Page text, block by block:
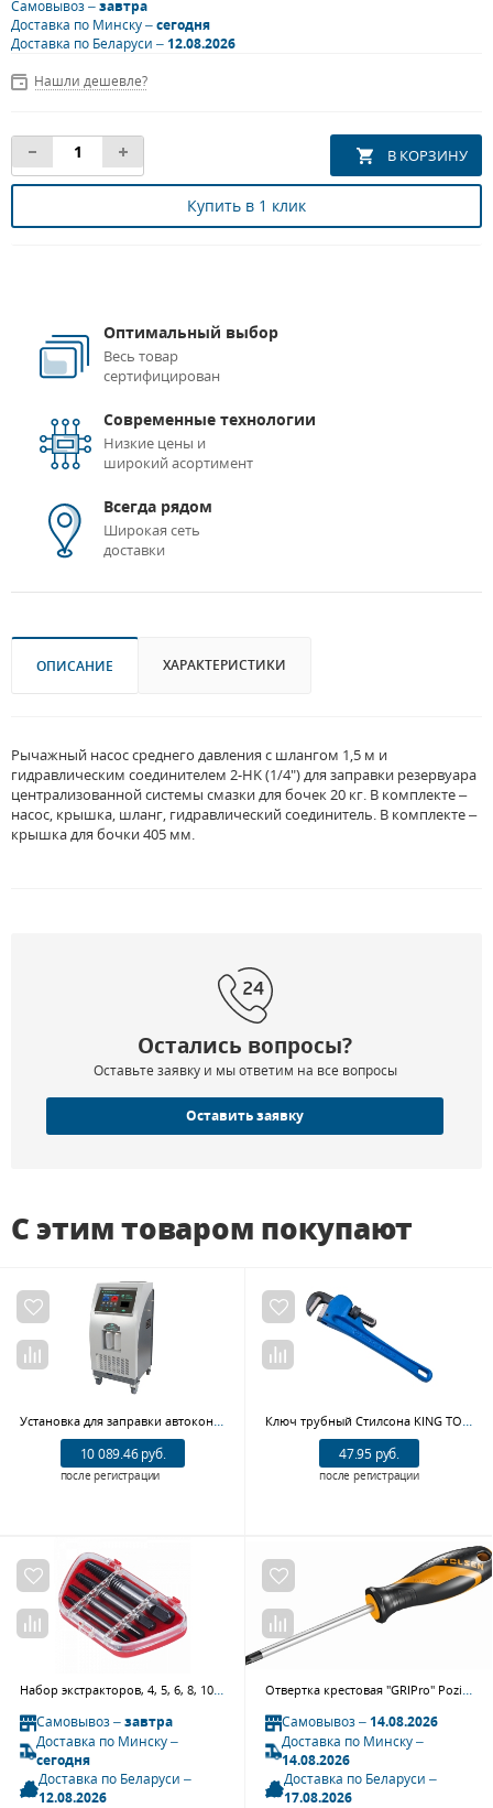
Самовывоз –завтра
Доставка по Минску –сегодня
Доставка по Беларуси –12.08.2026
Нашли дешевле?
Купить в 1 клик
Оптимальный выбор
Весь товар
сертифицирован
Современные технологии
Низкие цены и
широкий асортимент
Всегда рядом
Широкая сеть
доставки
ОПИСАНИЕ ХАРАКТЕРИСТИКИ
Рычажный насос среднего давления с шлангом 1,5 м и
гидравлическим соединителем 2-HK (1/4") для заправки резервуара
централизованной системы смазки для бочек 20 кг. В комплекте –
насос, крышка, шланг, гидравлический соединитель. В комплекте –
крышка для бочки 405 мм.
Остались вопросы?
Оставьте заявку и мы ответим на все вопросы
Оставить заявку
С этим товаром покупают
Установка для заправки автокондиционеров GrunBaum AC9000S 1234yf, автоматическая, 1234yf
10 089.46 руб.
после регистрации
Ключ трубный Стилсона KING TONY, 180-765 мм, усиленный
47.95 руб.
после регистрации
Набор экстракторов, 4, 5, 6, 8, 10 мм, 5 предметов МАСТАК 109-10004
Самовывоз –завтра
Доставка по Минску –
сегодня
Доставка по Беларуси –
12.08.2026
Отвертка крестовая "GRIPro" Pozidriv №2 150 мм TOLSEN TT20012
Самовывоз –14.08.2026
Доставка по Минску –
14.08.2026
Доставка по Беларуси –
17.08.2026